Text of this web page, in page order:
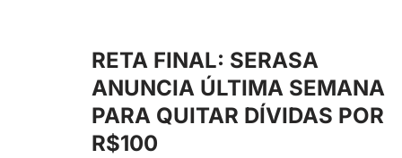
RETA FINAL: SERASA
ANUNCIA ÚLTIMA SEMANA
PARA QUITAR DÍVIDAS POR
R$100